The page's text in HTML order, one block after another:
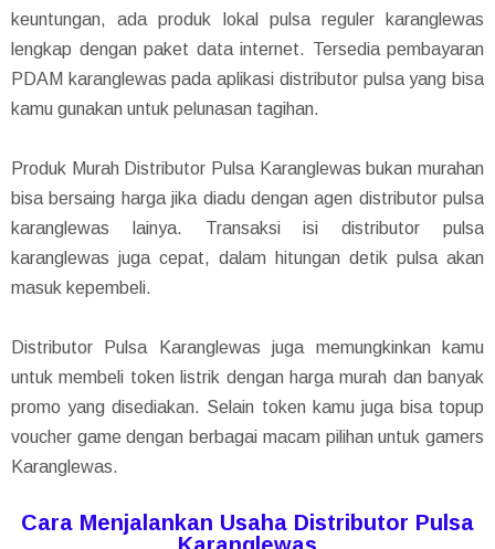
keuntungan, ada produk lokal pulsa reguler karanglewas
lengkap dengan paket data internet. Tersedia pembayaran
PDAM karanglewas pada aplikasi distributor pulsa yang bisa
kamu gunakan untuk pelunasan tagihan.
Produk Murah Distributor Pulsa Karanglewas bukan murahan
bisa bersaing harga jika diadu dengan agen distributor pulsa
karanglewas lainya. Transaksi isi distributor pulsa
karanglewas juga cepat, dalam hitungan detik pulsa akan
masuk kepembeli.
Distributor Pulsa Karanglewas juga memungkinkan kamu
untuk membeli token listrik dengan harga murah dan banyak
promo yang disediakan. Selain token kamu juga bisa topup
voucher game dengan berbagai macam pilihan untuk gamers
Karanglewas.
Cara Menjalankan Usaha Distributor Pulsa